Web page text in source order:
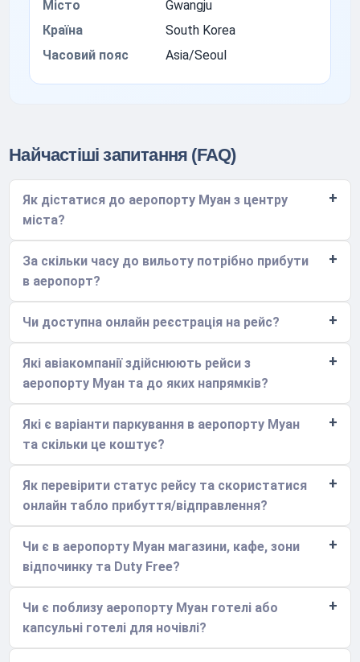
Місто
Gwangju
Країна
South Korea
Часовий пояс
Asia/Seoul
Найчастіші запитання (FAQ)
Як дістатися до аеропорту Муан з центру
міста?
За скільки часу до вильоту потрібно прибути
в аеропорт?
Чи доступна онлайн реєстрація на рейс?
Які авіакомпанії здійснюють рейси з
аеропорту Муан та до яких напрямків?
Які є варіанти паркування в аеропорту Муан
та скільки це коштує?
Як перевірити статус рейсу та скористатися
онлайн табло прибуття/відправлення?
Чи є в аеропорту Муан магазини, кафе, зони
відпочинку та Duty Free?
Чи є поблизу аеропорту Муан готелі або
капсульні готелі для ночівлі?